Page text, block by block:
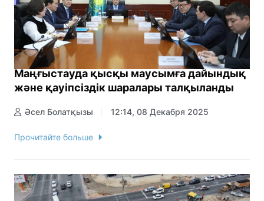
Маңғыстауда қысқы маусымға дайындық
және қауіпсіздік шаралары талқыланды
Әсел Болатқызы 12:14, 08 Декабря 2025
Прочитайте больше